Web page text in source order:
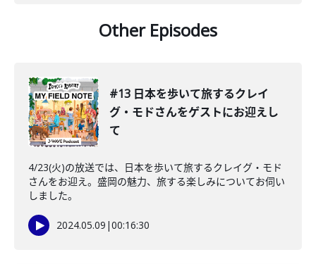
Other Episodes
#13 日本を歩いて旅するクレイ
グ・モドさんをゲストにお迎えし
て
4/23(火)の放送では、日本を歩いて旅するクレイグ・モド
さんをお迎え。盛岡の魅力、旅する楽しみについてお伺い
しました。
2024.05.09 |00:16:30